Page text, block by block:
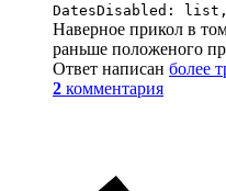
DatesDisabled: list,
Наверное прикол в
раньше положеного
Ответ написан более
2 комментария